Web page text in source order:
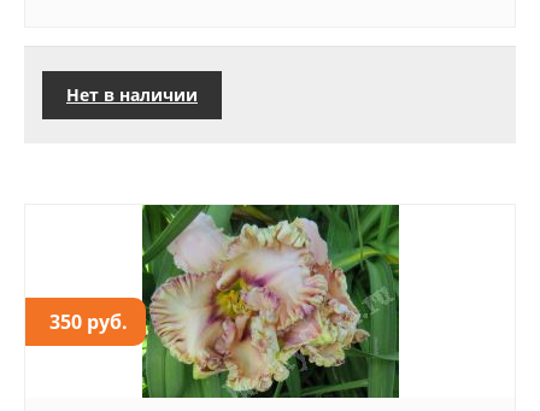
Нет в наличии
350 руб.